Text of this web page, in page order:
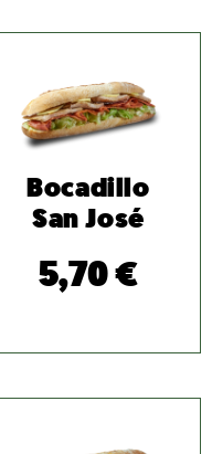
Bocadillo
San José
5,70€